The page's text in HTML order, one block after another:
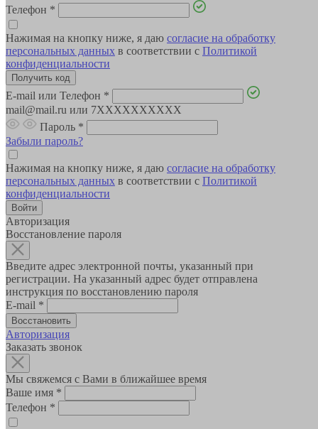
Телефон *
Нажимая на кнопку ниже, я даю согласие на обработку
персональных данных в соответствии с Политикой
конфиденциальности
E-mail или Телефон *
mail@mail.ru или 7XXXXXXXXXX
Пароль *
Забыли пароль?
Нажимая на кнопку ниже, я даю согласие на обработку
персональных данных в соответствии с Политикой
конфиденциальности
Авторизация
Восстановление пароля
Введите адрес электронной почты, указанный при
регистрации. На указанный адрес будет отправлена
инструкция по восстановлению пароля
E-mail *
Авторизация
Заказать звонок
Мы свяжемся с Вами в ближайшее время
Ваше имя *
Телефон *